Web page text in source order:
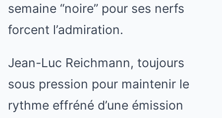
semaine “noire” pour ses nerfs
forcent l’admiration.
Jean-Luc Reichmann, toujours
sous pression pour maintenir le
rythme effréné d’une émission